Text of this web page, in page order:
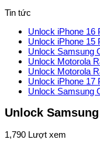
Tin tức
Unlock iPhone 16
Unlock iPhone 15
Unlock Samsung
Unlock Motorola
Unlock Motorola
Unlock iPhone 17
Unlock Samsung
Unlock
1,790 Lượt xem